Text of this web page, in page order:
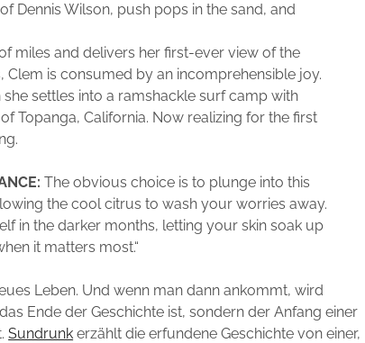
Dennis Wilson, push pops in the sand, and
miles and delivers her first-ever view of the
Clem is consumed by an incomprehensible joy.
settles into a ramshackle surf camp with
Topanga, California. Now realizing for the first
The obvious choice is to plunge into this
the cool citrus to wash your worries away.
in the darker months, letting your skin soak up
it matters most.“
Leben. Und wenn man dann ankommt, wird
Ende der Geschichte ist, sondern der Anfang einer
Sundrunk erzählt die erfundene Geschichte von einer,